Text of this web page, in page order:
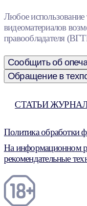
Любое использование
видеоматериалов
правообладателя
Сообщить об
Обращение в
СТАТЬИ
Политика обработки
На информационном
рекомендательные